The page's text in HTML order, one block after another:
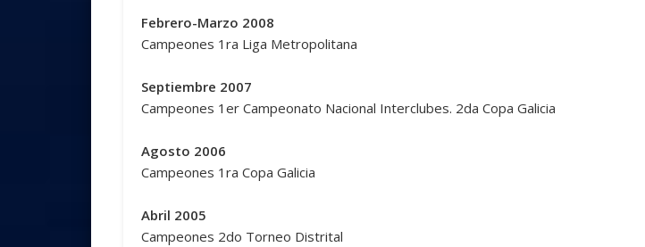
Febrero-Marzo 2008
Campeones 1ra Liga Metropolitana
Septiembre 2007
Campeones 1er Campeonato Nacional Interclubes. 2da Copa Galicia
Agosto 2006
Campeones 1ra Copa Galicia
Abril 2005
Campeones 2do Torneo Distrital